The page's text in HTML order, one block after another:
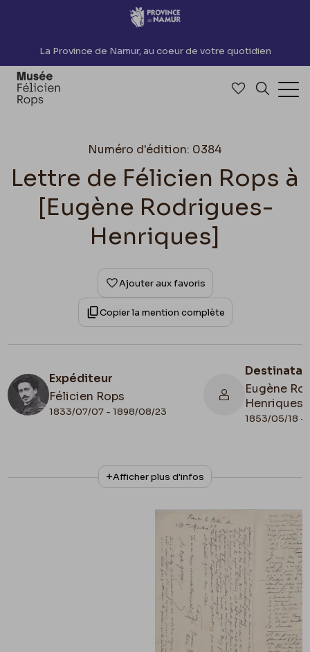
Accèder directement au contenu
La Province de Namur, au coeur de votre quotidien
Accéder à
Numéro d'édition: 0384
Lettre de Félicien Rops à
[Eugène Rodrigues-
Henriques]
Ajouter aux favoris
Copier la mention complète
Expéditeur
Félicien Rops
1833/07/07 - 1898/08/23
Eugène
Henriques
1853/05/18 -
N° d'inventaire
Amis/RAM/87
Collationnage
Autographe
Lieu de conservation
Belgique, Province de Namur, musée Félicien
Rops, Les Amis du Musée Félicien Rops
Afficher plus d'infos